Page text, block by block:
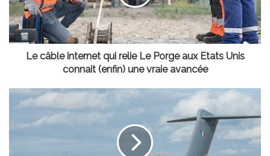
Le
Porge
aux
Etats
une
vraie
Le câble internet qui relie Le Porge aux Etats Unis
connait (enfin) une vraie avancée
L’armée
lance